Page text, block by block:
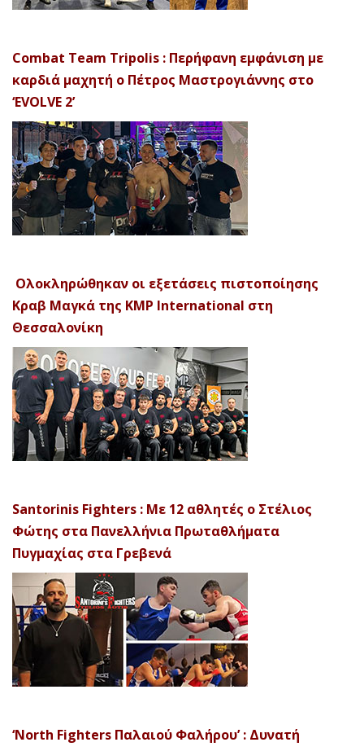
Combat Team Tripolis : Περήφανη εμφάνιση με
καρδιά μαχητή ο Πέτρος Μαστρογιάννης στο
‘EVOLVE 2’
Ολοκληρώθηκαν οι εξετάσεις πιστοποίησης
Κραβ Μαγκά της KMP International στη
Θεσσαλονίκη
Santorinis Fighters : Με 12 αθλητές ο Στέλιος
Φώτης στα Πανελλήνια Πρωταθλήματα
Πυγμαχίας στα Γρεβενά
‘North Fighters Παλαιού Φαλήρου’ : Δυνατή